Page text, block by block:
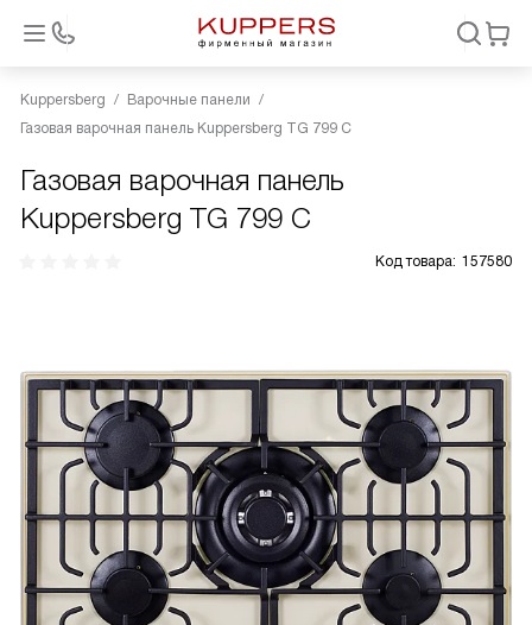
Kuppersberg
Варочные панели
Газовая варочная панель Kuppersberg TG 799 С
Газовая варочная панель
Kuppersberg TG 799 С
Код товара: 157580